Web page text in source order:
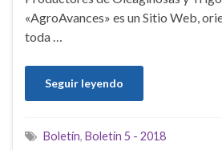
«AgroAvances» es un Sitio Web,
toda …
Seguir leyendo
Boletín, Boletín 5 - 2018